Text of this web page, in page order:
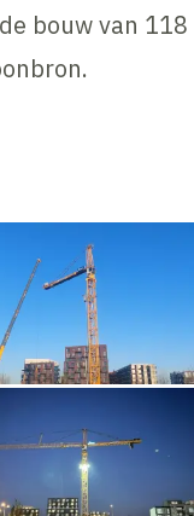
bouw van